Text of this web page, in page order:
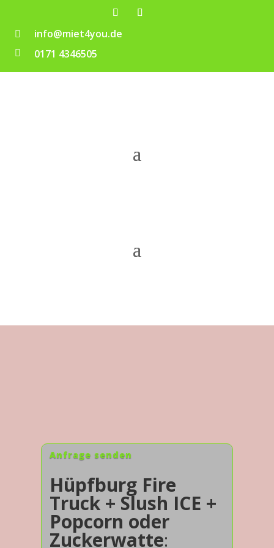
 info@miet4you.de
 0171 4346505
Anfrage senden
Hüpfburg Fire
Truck + Slush ICE +
Popcorn oder
Zuckerwatte: